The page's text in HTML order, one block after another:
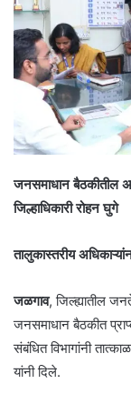
जनसमाधान बैठकीतील
जिल्हाधिकारी रोहन घुगे
तालुकास्तरीय
जळगाव, जिल्ह्यातील
जनसमाधान बैठकीत
संबंधित विभागांनी
यांनी दिले.